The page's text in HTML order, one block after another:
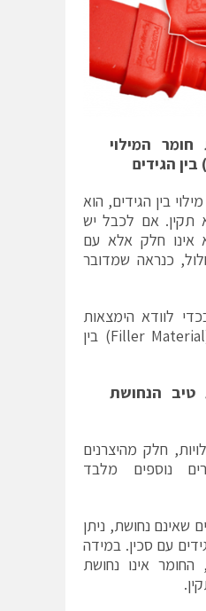
המילוי
בין הגידים
בין הגידים, הוא
אם לכבל יש
אינו חלק אלא עם
כנראה שמדובר
לוודא הימצאות
של חומר המילוי (Filler Material) בין
טיב הנחושת
חלק מהיצרנים
נוספים מלבד
שאינם נחושת, ניתן
עם סכין. במידה
אינו נחושת